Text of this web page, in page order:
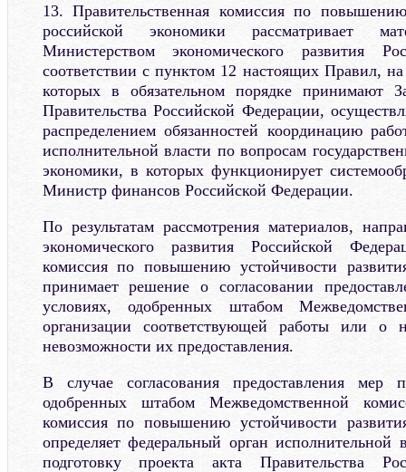
13. Правительственная комиссия по
российской экономики рассматривает
Министерством экономического развития
соответствии с пунктом 12 настоящих Правил, на
которых в обязательном порядке принимают
Правительства Российской Федерации,
распределением обязанностей координацию
исполнительной власти по вопросам
экономики, в которых функционирует
Министр финансов Российской Федерации.
По результатам рассмотрения материалов,
экономического развития Российской
комиссия по повышению устойчивости
принимает решение о согласовании
условиях, одобренных штабом
организации соответствующей работы или о
невозможности их предоставления.
В случае согласования предоставления мер
одобренных штабом Межведомственной
комиссия по повышению устойчивости
определяет федеральный орган исполнительной
подготовку проекта акта Правительства